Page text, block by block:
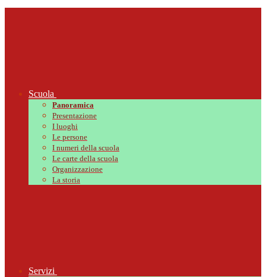
Scuola
Panoramica
Presentazione
I luoghi
Le persone
I numeri della scuola
Le carte della scuola
Organizzazione
La storia
Servizi